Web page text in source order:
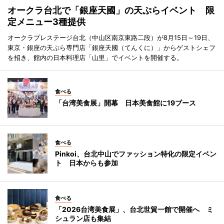
オークラ台北で「銀座天國」の天ぷらイベント 限
定メニュー3種提供
オークラプレステージ台北（中山区南京東路二段）が8月15日～19日、
東京・銀座の天ぷら専門店「銀座天國（てんくに）」からゲストシェフ
を招き、館内の日本料理店「山里」でイベントを開催する。
食べる
「台湾美食展」開幕 日本美食館に19ブース
食べる
Pinkoi、台北中山でファッション特化の限定イベン
ト 日本からも参加
食べる
「2026台湾美食展」、台北世貿一館で開催へ ミ
シュラン店も集結